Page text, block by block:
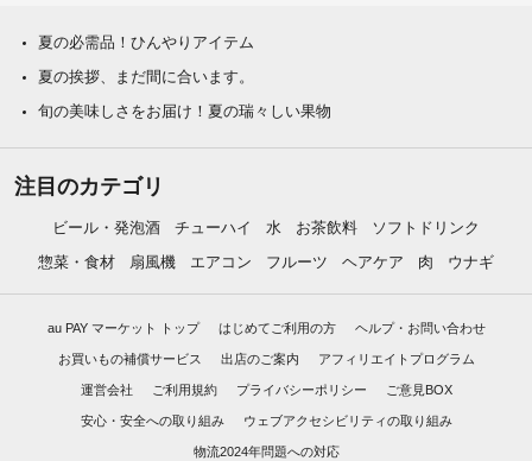
夏の必需品！ひんやりアイテム
夏の挨拶、まだ間に合います。
旬の美味しさをお届け！夏の瑞々しい果物
注目のカテゴリ
ビール・発泡酒 チューハイ 水 お茶飲料
ソフトドリンク
惣菜・食材
扇風機 エアコン フルーツ ヘアケア 肉 ウナギ
au PAY マーケット トップ はじめてご利用の方 ヘルプ・お問い合わせ
お買いもの補償サービス 出店のご案内 アフィリエイトプログラム
運営会社 ご利用規約 プライバシーポリシー ご意見BOX
安心・安全への取り組み ウェブアクセシビリティの取り組み
物流2024年問題への対応